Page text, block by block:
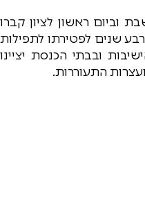
וביום ראשון לציון קברו
שנים לפטירתו לתפילות
ובבתי הכנסת יציינו
התעוררות.